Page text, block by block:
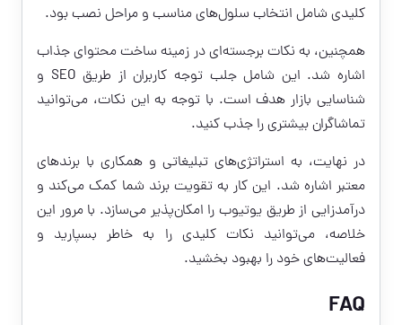
کلیدی شامل انتخاب سلول‌های مناسب و مراحل نصب بود.
همچنین، به نکات برجسته‌ای در زمینه ساخت محتوای جذاب
اشاره شد. این شامل جلب توجه کاربران از طریق SEO و
شناسایی بازار هدف است. با توجه به این نکات، می‌توانید
تماشاگران بیشتری را جذب کنید.
در نهایت، به استراتژی‌های تبلیغاتی و همکاری با برندهای
معتبر اشاره شد. این کار به تقویت برند شما کمک می‌کند و
درآمدزایی از طریق یوتیوب را امکان‌پذیر می‌سازد. با مرور این
خلاصه، می‌توانید نکات کلیدی را به خاطر بسپارید و
فعالیت‌های خود را بهبود بخشید.
FAQ